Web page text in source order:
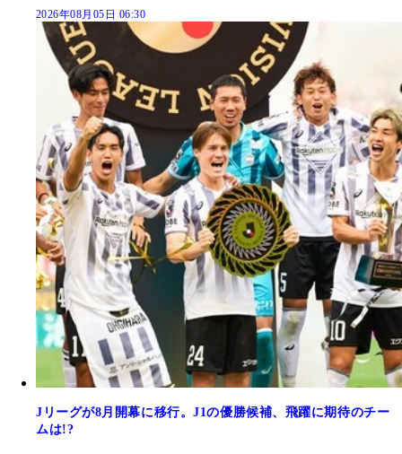
2026年08月05日 06:30
Jリーグが8月開幕に移行。J1の優勝候補、飛躍に期待のチー
ムは!?